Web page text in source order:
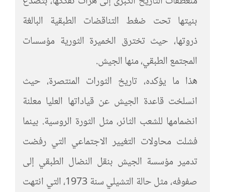
بنيتها تحت ضغط التناقضات الطبقية البالغة
ذروتها، حيث تخترق الخميرة الثورية مؤسسات
المجتمع الطبقي، منها الجيش.
هذا ما يؤكده، تاريخ الثورات المنتصرة، حيث
انسلخت قاعدة الجيش عن قياداتها العليا معلنة
انضمامها للشعب الثائر، مثل الثورة الروسية. بينما
فشلت محاولات التغيير الاجتماعي التي رفضت
تدمير مؤسسة الجيش بنقل النضال الطبقي إلى
صفوفه، مثل حالة التشيلي سنة 1973، التي انتهت